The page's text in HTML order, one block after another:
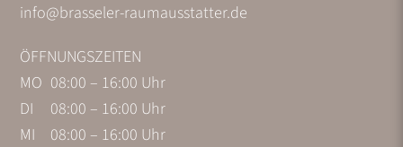
info@brasseler-raumausstatter.de
ÖFFNUNGSZEITEN
MO 08:00 – 16:00 Uhr
DI
08:00 – 16:00 Uhr
MI
08:00 – 16:00 Uhr